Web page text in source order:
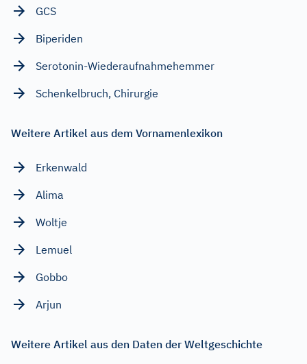
GCS
Biperiden
Serotonin-Wiederaufnahmehemmer
Schenkelbruch, Chirurgie
Weitere Artikel aus dem Vornamenlexikon
Erkenwald
Alima
Woltje
Lemuel
Gobbo
Arjun
Weitere Artikel aus den Daten der Weltgeschichte